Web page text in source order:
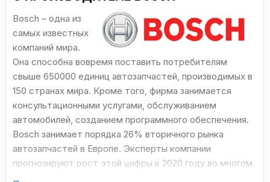
Bosch – одна из
самых известных
компаний мира.
Она способна вовремя поставить потребителям
свыше 650000 единиц автозапчастей, производимых в
150 странах мира. Кроме того, фирма занимается
консультационными услугами, обслуживанием
автомобилей, созданием программного обеспечения.
Bosch занимает порядка 26% вторичного рынка
автозапчастей в Европе. Эксперты компании
прогнозируют рост этой цифры к 2020 году во многом